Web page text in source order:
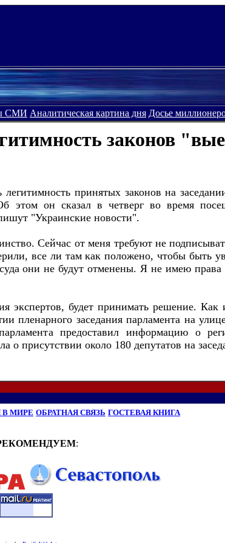
СМИ Аналитическая картина дня Досье
законов
принятых законов на
этом он сказал в четверг во время
"Украинские новости".
Сейчас от меня требуют не
все ли там как положено, чтобы быть
они не будут отменены. Я не имею права
экспертов, будет принимать решение. Как
пленарного заседания парламента на
предоставил информацию о
о присутствии около 180 депутатов на
МИРЕ ОБРАТНАЯ СВЯЗЬ ГОСТЕВАЯ КНИГА
: